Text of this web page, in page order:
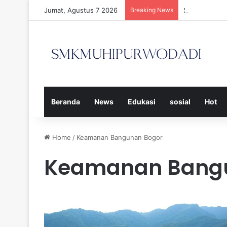
Jumat, Agustus 7 2026 Breaking News Strategi
Beranda News Edukasi sosial Hot
Home / Keamanan Bangunan Bogor
Keamanan